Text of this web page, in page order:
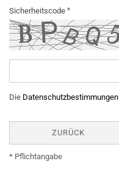
Sicherheitscode
Die Datenschutzbestimmungen
ZURÜCK
* Pflichtangabe